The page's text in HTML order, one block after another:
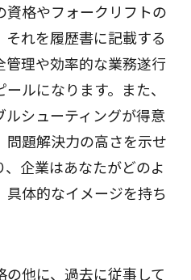
資格やフォークリフトの
れを履歴書に記載する
管理や効率的な業務遂行
ルになります。また、
シューティングが得意
題解決力の高さを示せ
企業はあなたがどのよ
具体的なイメージを持ち
他に、過去に従事して